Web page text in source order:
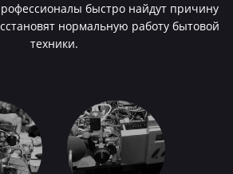
быстро найдут причину
нормальную работу бытовой
техники.